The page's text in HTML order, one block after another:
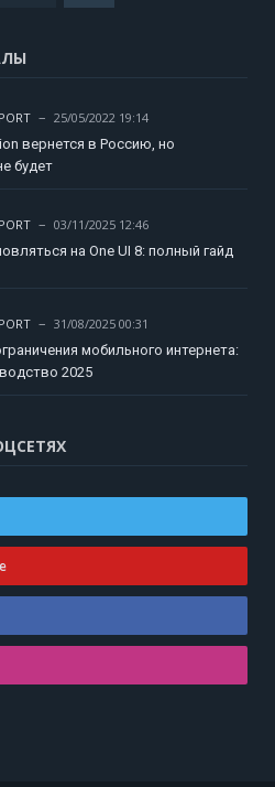
25/05/2022 19:14
вернется в Россию, но
будет
03/11/2025 12:46
на One UI 8: полный гайд
31/08/2025 00:31
мобильного интернета:
2025